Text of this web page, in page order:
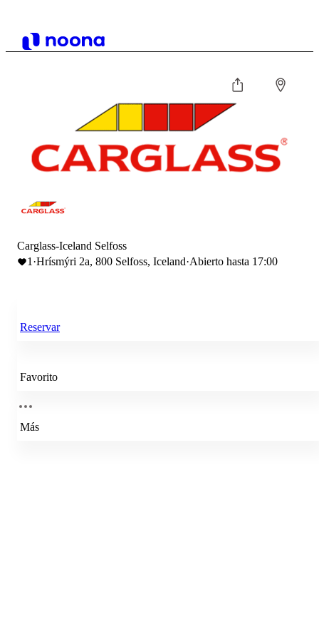
Carglass-Iceland Selfoss
1 ·Hrísmýri 2a, 800 Selfoss, Iceland·Abierto hasta 17:00
Reservar
Favorito
Más